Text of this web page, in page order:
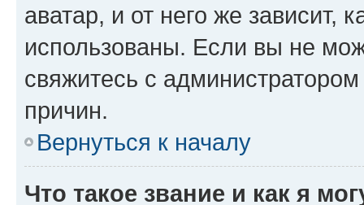
аватар, и от него же зависит,
использованы. Если вы не
свяжитесь с
причин.
Вернуться к началу
Что такое звание и как я